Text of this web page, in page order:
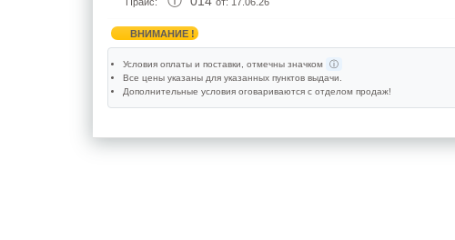
ВНИМАНИЕ !
Условия оплаты и поставки , отмечны значком
ⓘ
Все цены указаны для указанных пунктов выдачи
Дополнительные условия оговариваются с отделом продаж!